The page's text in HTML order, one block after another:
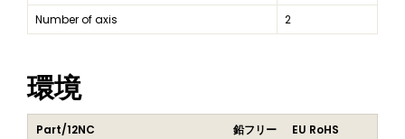
Number of axis
2
環境
Part/12NC 鉛フリー
EU RoHS